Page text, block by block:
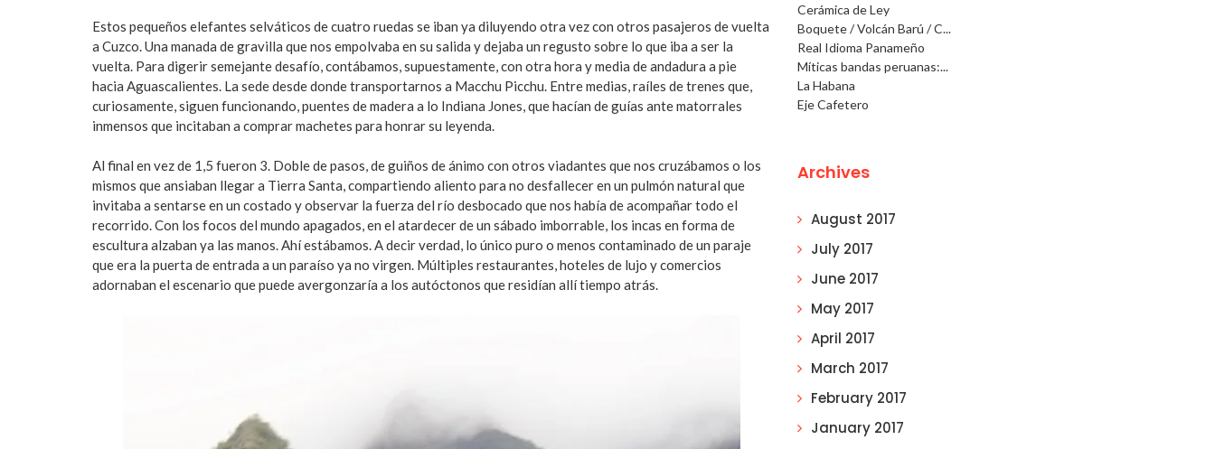
Estos pequeños elefantes selváticos de cuatro ruedas se iban ya diluyendo otra vez con otros pasajeros de vuelta
a Cuzco. Una manada de gravilla que nos empolvaba en su salida y dejaba un regusto sobre lo que iba a ser la
vuelta. Para digerir semejante desafío, contábamos, supuestamente, con otra hora y media de andadura a pie
hacia Aguascalientes. La sede desde donde transportarnos a Macchu Picchu. Entre medias, raíles de trenes que,
curiosamente, siguen funcionando, puentes de madera a lo Indiana Jones, que hacían de guías ante matorrales
inmensos que incitaban a comprar machetes para honrar su leyenda.
Al final en vez de 1,5 fueron 3. Doble de pasos, de guiños de ánimo con otros viadantes que nos cruzábamos o los
mismos que ansiaban llegar a Tierra Santa, compartiendo aliento para no desfallecer en un pulmón natural que
invitaba a sentarse en un costado y observar la fuerza del río desbocado que nos había de acompañar todo el
recorrido. Con los focos del mundo apagados, en el atardecer de un sábado imborrable, los incas en forma de
escultura alzaban ya las manos. Ahí estábamos. A decir verdad, lo único puro o menos contaminado de un paraje
que era la puerta de entrada a un paraíso ya no virgen. Múltiples restaurantes, hoteles de lujo y comercios
adornaban el escenario que puede avergonzaría a los autóctonos que residían allí tiempo atrás.
Cerámica de Ley
Boquete / Volcán Barú / C...
Real Idioma Panameño
Míticas bandas peruanas:...
La Habana
Eje Cafetero
Archives
August 2017
July 2017
June 2017
May 2017
April 2017
March 2017
February 2017
January 2017